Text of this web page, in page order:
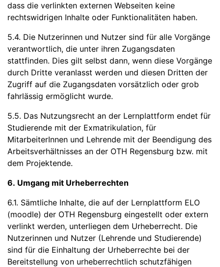
dass die verlinkten externen Webseiten keine
rechtswidrigen Inhalte oder Funktionalitäten haben.
5.4. Die Nutzerinnen und Nutzer sind für alle Vorgänge
verantwortlich, die unter ihren Zugangsdaten
stattfinden. Dies gilt selbst dann, wenn diese Vorgänge
durch Dritte veranlasst werden und diesen Dritten der
Zugriff auf die Zugangsdaten vorsätzlich oder grob
fahrlässig ermöglicht wurde.
5.5. Das Nutzungsrecht an der Lernplattform endet für
Studierende mit der Exmatrikulation, für
MitarbeiterInnen und Lehrende mit der Beendigung des
Arbeitsverhältnisses an der OTH Regensburg bzw. mit
dem Projektende.
6. Umgang mit Urheberrechten
6.1. Sämtliche Inhalte, die auf der Lernplattform ELO
(moodle) der OTH Regensburg eingestellt oder extern
verlinkt werden, unterliegen dem Urheberrecht. Die
Nutzerinnen und Nutzer (Lehrende und Studierende)
sind für die Einhaltung der Urheberrechte bei der
Bereitstellung von urheberrechtlich schutzfähigen